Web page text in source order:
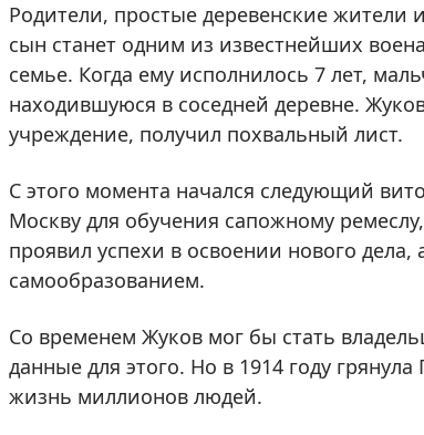
Родители, простые деревенские жители
сын станет одним из известнейших
семье. Когда ему исполнилось 7 лет,
находившуюся в соседней деревне.
учреждение, получил похвальный лист.
С этого момента начался следующий
Москву для обучения сапожному
проявил успехи в освоении нового
самообразованием.
Со временем Жуков мог бы стать
данные для этого. Но в 1914 году
жизнь миллионов людей.